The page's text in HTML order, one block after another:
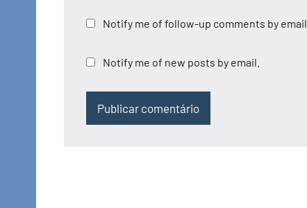
Notify me of follow-up comments by email.
Notify me of new posts by email.